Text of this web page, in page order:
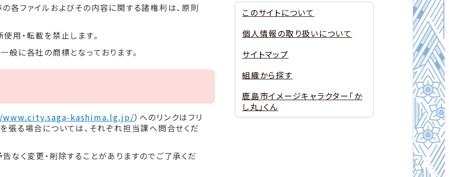
各ファイルおよびその内容に関する諸権利は、原則
用・転載を禁止します。
般に各社の商標となっております。
kashima.lg.jp/）へのリンクはフリ
張る場合については、それぞれ担当課へ問合せくだ
なく変更・削除することがありますのでご了承くだ
このサイトについて
個人情報の取り扱いについて
サイトマップ
組織から探す
鹿島市イメージキャラクター「か
し丸」くん